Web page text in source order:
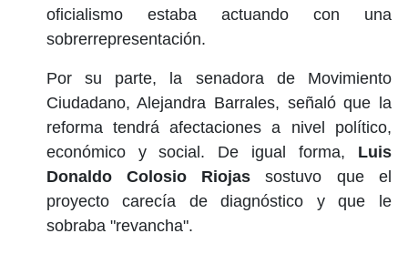
oficialismo estaba actuando con una
sobrerrepresentación.
Por su parte, la senadora de Movimiento
Ciudadano, Alejandra Barrales, señaló que la
reforma tendrá afectaciones a nivel político,
económico y social. De igual forma, Luis
Donaldo Colosio Riojas sostuvo que el
proyecto carecía de diagnóstico y que le
sobraba "revancha".